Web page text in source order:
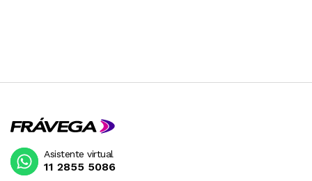
Asistente virtual
11 2855 5086